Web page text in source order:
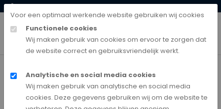
Voor een optimaal werkende website gebruiken wij cookies
Functionele cookies
Wij maken gebruik van cookies om ervoor te zorgen dat
de website correct en gebruiksvriendelijk werkt.
Analytische en social media cookies
Wij maken gebruik van analytische en social media
cookies. Deze gegevens gebruiken wij om de website te
0528-850135 klantenservice@autobedrijfnederland.nl
Home
Jarno Bouwsema